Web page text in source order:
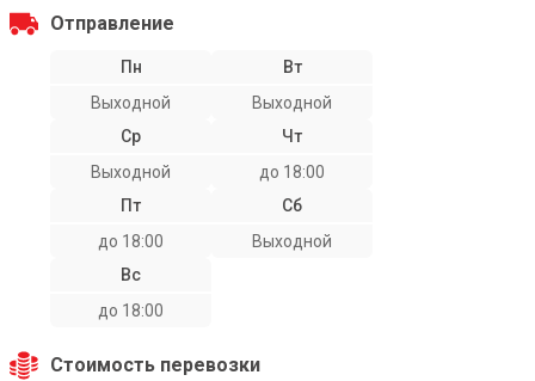
Отправление
Пн
Выходной
Вт
Выходной
Ср
Выходной
Чт
до 18:00
Пт
до 18:00
Сб
Выходной
Вс
до 18:00
Стоимость перевозки